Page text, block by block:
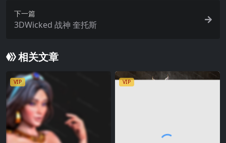
下一篇
3DWicked 战神 奎托斯
相关文章
VIP VIP